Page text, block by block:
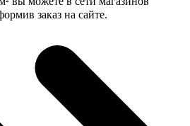
заказ на сайте.